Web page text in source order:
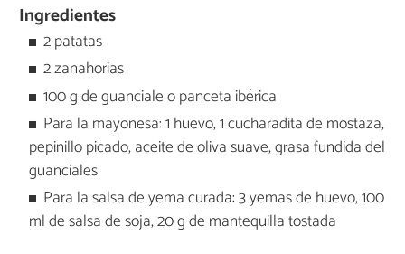
Ingredientes
2 patatas
2 zanahorias
100 g de guanciale o panceta ibérica
Para la mayonesa: 1 huevo, 1 cucharadita de mostaza,
pepinillo picado, aceite de oliva suave, grasa fundida del
guanciales
Para la salsa de yema curada: 3 yemas de huevo, 100
ml de salsa de soja, 20 g de mantequilla tostada